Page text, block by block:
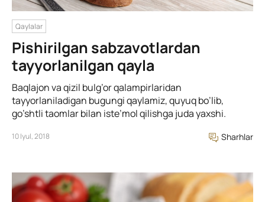
Qaylalar
Pishirilgan sabzavotlardan
tayyorlanilgan qayla
Baqlajon va qizil bulg’or qalampirlaridan
tayyorlaniladigan bugungi qaylamiz, quyuq bo’lib,
go’shtli taomlar bilan iste’mol qilishga juda yaxshi.
10 Iyul, 2018 Sharhlar